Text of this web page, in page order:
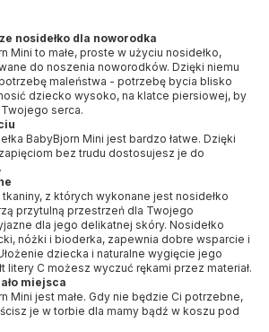
nosidełko dla noworodka
Mini to małe, proste w użyciu nosidełko,
do noszenia noworodków. Dzięki niemu
maleństwa - potrzebę bycia blisko
dziecko wysoko, na klatce piersiowej, by
serca.
BabyBjorn Mini jest bardzo łatwe. Dzięki
bez trudu dostosujesz je do
z których wykonane jest nosidełko
przytulną przestrzeń dla Twojego
dla jego delikatnej skóry. Nosidełko
nóżki i bioderka, zapewnia dobre wsparcie i
dziecka i naturalne wygięcie jego
litery C możesz wyczuć rękami przez materiał.
miejsca
Mini jest małe. Gdy nie będzie Ci potrzebne,
je w torbie dla mamy bądź w koszu pod